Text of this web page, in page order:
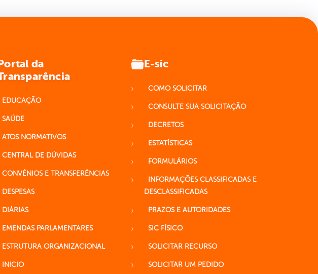
da
EDUCAÇÃO
SAÚDE
ATOS NORMATIVOS
CENTRAL DE DÚVIDAS
CONVÊNIOS E TRANSFERÊNCIAS
DESPESAS
DIÁRIAS
EMENDAS PARLAMENTARES
ESTRUTURA ORGANIZACIONAL
INICIO
E-sic
COMO SOLICITAR
CONSULTE SUA SOLICITAÇÃO
DECRETOS
ESTATÍSTICAS
FORMULÁRIOS
INFORMAÇÕES CLASSIFICADAS E
DESCLASSIFICADAS
PRAZOS E AUTORIDADES
SIC FÍSICO
SOLICITAR RECURSO
SOLICITAR UM PEDIDO